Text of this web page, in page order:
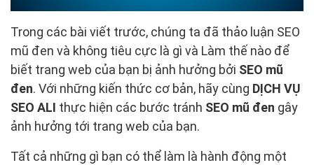
Trong các bài viết trước, chúng ta đã thảo luận SEO
mũ đen và không tiêu cực là gì và Làm thế nào để
biết trang web của bạn bị ảnh hưởng bởi SEO mũ
đen. Với những kiến thức cơ bản, hãy cùng DỊCH VỤ
SEO ALI thực hiện các bước tránh SEO mũ đen gây
ảnh hưởng tới trang web của bạn.
Tất cả những gì bạn có thể làm là hành động một